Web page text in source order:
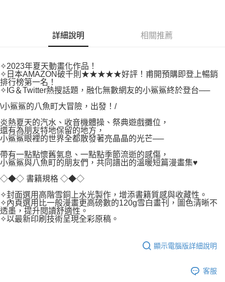
１．透過由恩沛科技股份有限公司提供之「AFTEE先享後付」服務完成之交
易，需依本服務之必要範圍內提供個人資料，並將交易相關給付款項請求債
２．關於個人資料處理事宜，請瀏覽以下網址：
https://aftee.tw/terms/#terms3
３．未成年的使用者請事先徵得法定代理人或監護人之同意方可使用
「AFTEE先享後付」，若未經同意申辦者引起之損失，本公司不負相關責
任。
４．使用「AFTEE先享後付」時，將依據個別帳號之用戶狀況，依本公司即
時審查核予不同之上限額度；若仍有額度不足之情形，本公司將視審查結果
請求用戶進行身份認證。
５．嚴禁一人註冊多個帳號或使用他人資訊註冊。若發現惡意使用之情形，
每筆NT$80，滿NT$500(含以上)免運費
每筆NT$80，滿NT$500(含以上)免運費
宅配
每筆NT$100，滿NT$800(含以上)免運費
國家/地區配送
詳細說明 相關推薦
✧2023年夏天動畫化作品！
✧日本AMAZON破千則★★★★★好評！甫開預購即登上暢銷
排行榜第一名！
✧IG＆Twitter熱搜話題，融化無數網友的小鯊鯊終於登台──
\小鯊鯊的八魚町大冒險，出發！/
炎熱夏天的汽水、收音機體操、祭典遊戲攤位，
還有為朋友特地保留的地方，
小鯊鯊眼裡的世界全都散發著亮晶晶的光芒──
帶有一點點懷舊氣息、一點點季節流逝的感傷，
小鯊鯊與八魚町的朋友們，共同譜出的溫暖短篇漫畫集♥
◇◆◇ 書籍規格 ◇◆◇
✧封面選用高階雪銅上水光製作，增添書籍質感與收藏性。
✧內頁選用比一般漫畫更高磅數的120g雪白畫刊，圖色清晰不
透墨，提升閱讀舒適性。
✧以最新印刷技術呈現全彩原稿。
顯示電腦版詳細說明
客服